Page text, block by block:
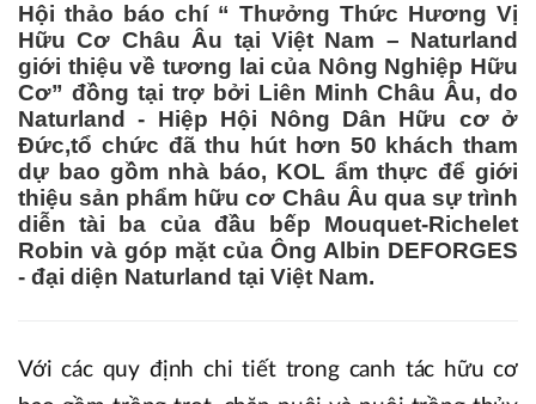
Hội thảo báo chí “ Thưởng Thức Hương Vị
Hữu Cơ Châu Âu tại Việt Nam – Naturland
giới thiệu về tương lai của Nông Nghiệp Hữu
Cơ” đồng tại trợ bởi Liên Minh Châu Âu, do
Naturland - Hiệp Hội Nông Dân Hữu cơ ở
Đức,tổ chức đã thu hút hơn 50 khách tham
dự bao gồm nhà báo, KOL ẩm thực để giới
thiệu sản phẩm hữu cơ Châu Âu qua sự trình
diễn tài ba của đầu bếp Mouquet-Richelet
Robin và góp mặt của Ông Albin DEFORGES
- đại diện Naturland tại Việt Nam.
Với các quy định chi tiết trong canh tác hữu cơ